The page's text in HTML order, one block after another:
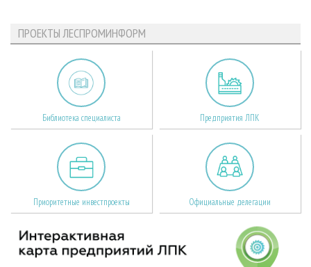
ПРОЕКТЫ ЛЕСПРОМИНФОРМ
Библиотека специалиста Предприятия ЛПК
Приоритетные инвестпроекты Официальные делегации